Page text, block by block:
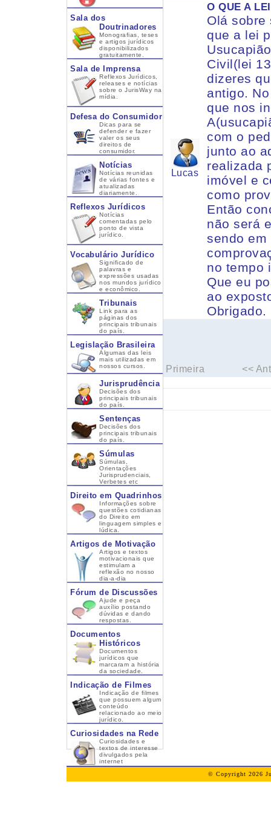
Sala dos
Doutrinadores
Monografias, teses
e artigos jurídicos
disponibilizados
gratuitamente.
Sala de Imprensa
Reflexos Jurídicos,
releases e notícias
sobre o JurisWay na
mídia.
Defesa do Consumidor
Dicas para se
defender e fazer
valer os seus
direitos de
consumidor.
Notícias
Notícias reunidas
de várias fontes e
atualizadas
diariamente.
Reflexos Jurídicos
Notícias
comentadas pelo
ponto de vista
jurídico.
Vocabulário Jurídico
Significado de
palavras e
expressões usadas
nos mundos jurídico
e econômico.
Tribunais
Link para as
páginas dos
principais tribunais
do país.
Legislação Brasileira
Algumas das leis
mais utilizadas em
nossos cursos.
Jurisprudência
Decisões dos
principais tribunais
do país.
Sentenças
Decisões dos
principais tribunais
do país.
Súmulas
Súmulas,
Orientações
Jurisprudenciais,
Verbetes etc
Direito em Quadrinhos
Informações sobre
questões cotidianas
do Direito em
linguagem simples e
lúdica.
Artigos de Motivação
Artigos e textos
motivacionais que
estimulam a
reflexão no nosso
dia-a-dia
Fórum de Discussões
Ajude e peça
auxílio postando
dúvidas e dando
respostas.
Documentos
Históricos
Documentos
jurídicos que
marcaram a história
da sociedade.
Indicação de Filmes
Indicação de filmes
que possuem algum
conteúdo
relacionado ao meio
jurídico.
Curiosidades na Rede
Curiosidades e
textos de interesse
divulgados pela
internet
Lucas
O QUE A
Olá sobre
que a lei
Civil(lei
dizeres
antigo.
que nos
com o
junto ao
realizada
imóvel e
como
Então
não será
sendo em
no tempo
Que eu
ao
Obrigado.
Primeira <<
© Copyright 2026